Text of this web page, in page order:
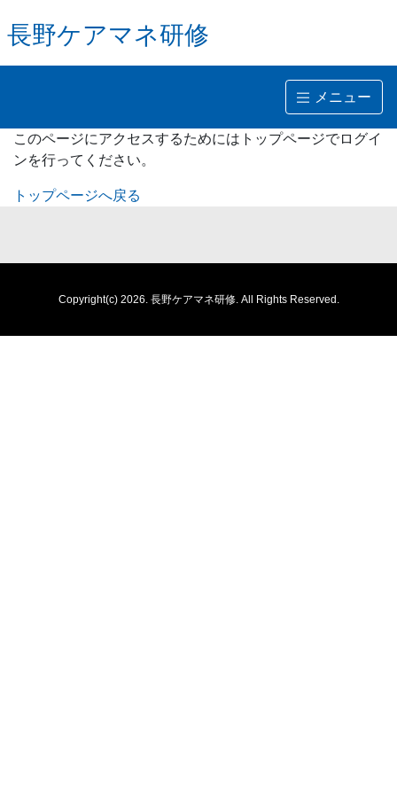
長野ケアマネ研修
メニュー
このページにアクセスするためにはトップページでログイ
ンを行ってください。
トップページへ戻る
Copyright(c) 2026. 長野ケアマネ研修. All Rights Reserved.